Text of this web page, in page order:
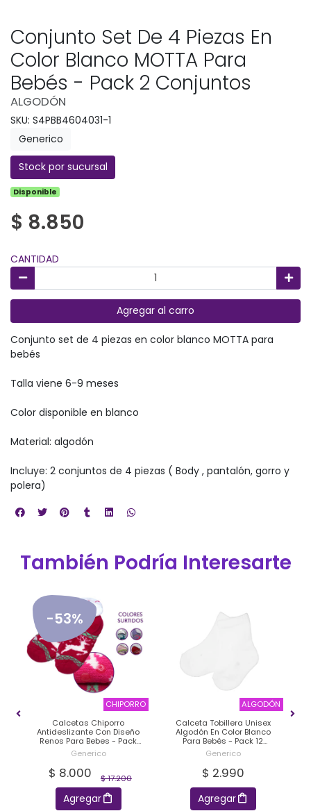
Conjunto Set De 4 Piezas En
Color Blanco MOTTA Para
Bebés - Pack 2 Conjuntos
ALGODÓN
SKU: S4PBB4604031-1
Generico
Stock por sucursal
Disponible
$ 8.850
CANTIDAD
Agregar al carro
Conjunto set de 4 piezas en color blanco MOTTA para
bebés
Talla viene 6-9 meses
Color disponible en blanco
Material: algodón
Incluye: 2 conjuntos de 4 piezas ( Body , pantalón, gorro y
polera)
También Podría Interesarte
-53%
CHIPORRO
Calcetas Chiporro
Antideslizante Con Diseño
Renos Para Bebes - Pack
12 Unidades
Generico
$ 17.200
$ 8.000
Agregar
ALGODÓN
Calceta Tobillera Unisex
Algodón En Color Blanco
Para Bebés - Pack 12
Unidades
Generico
$ 2.990
Agregar